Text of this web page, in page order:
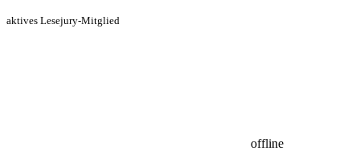
aktives Lesejury-Mitglied
offline